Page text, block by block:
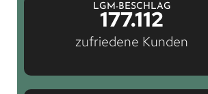
LGM-BESCHLAG
177.112
zufriedene Kunden